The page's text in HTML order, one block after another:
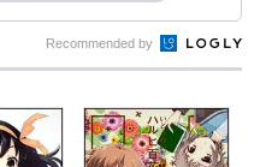
Recommended by